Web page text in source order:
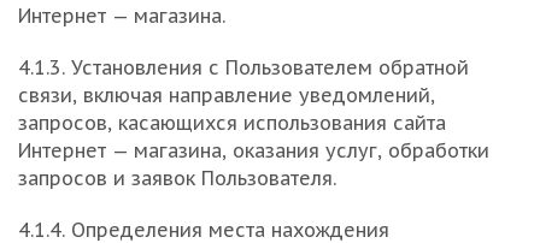
Интернет — магазина.
4.1.3. Установления с Пользователем обратной
связи, включая направление уведомлений,
запросов, касающихся использования сайта
Интернет — магазина, оказания услуг, обработки
запросов и заявок Пользователя.
4.1.4. Определения места нахождения